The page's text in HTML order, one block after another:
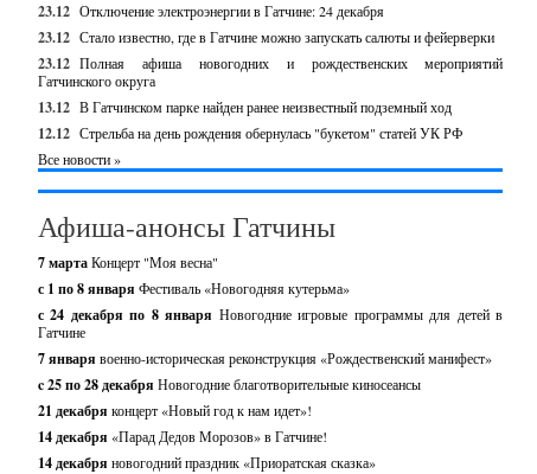
23.12 Отключение электроэнергии в Гатчине: 24 декабря
23.12 Стало известно, где в Гатчине можно запускать салюты и фейерверки
23.12 Полная афиша новогодних и рождественских мероприятий
Гатчинского округа
13.12 В Гатчинском парке найден ранее неизвестный подземный ход
12.12 Стрельба на день рождения обернулась "букетом" статей УК РФ
Все новости »
Афиша-анонсы Гатчины
7 мартаКонцерт "Моя весна"
с 1 по 8 января Фестиваль «Новогодняя кутерьма»
с 24 декабря по 8 января Новогодние игровые программы для детей в
Гатчине
7 января военно-историческая реконструкция «Рождественский манифест»
c 25 по 28 декабря Новогодние благотворительные киносеансы
21 декабря концерт «Новый год к нам идет»!
14 декабря «Парад Дедов Морозов» в Гатчине!
14 декабря новогодний праздник «Приоратская сказка»